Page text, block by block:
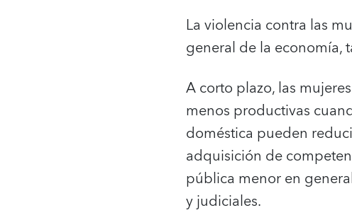
La violencia contra las
general de la economía,
A corto plazo, las
menos productivas
doméstica pueden
adquisición de
pública menor en
y judiciales.